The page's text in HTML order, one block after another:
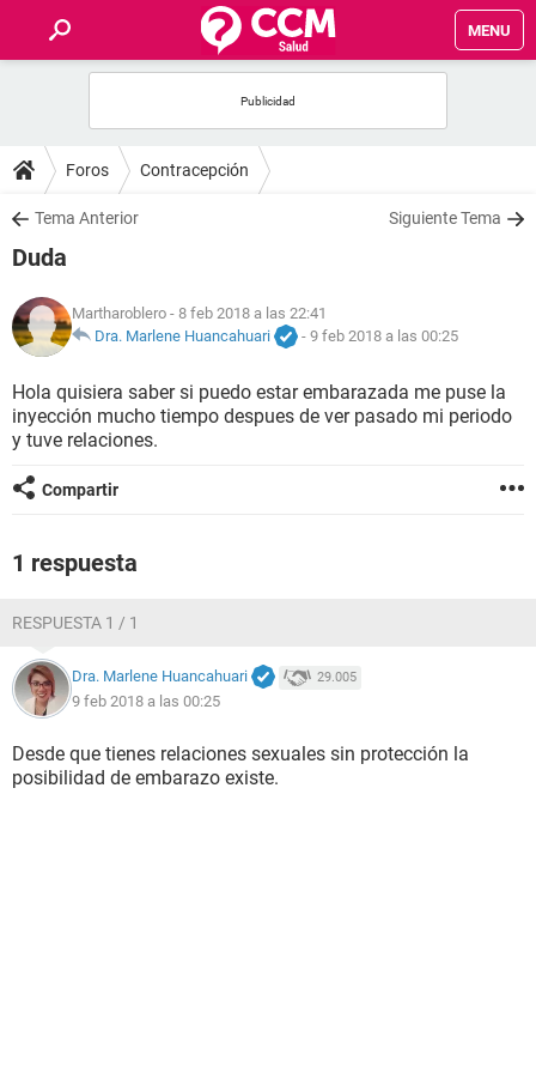
MENU
FOROS
SALUD
NUTRICIÓN
BIENESTAR
Foros Contracepción
Tema Anterior Siguiente Tema
Duda
Martharoblero - 8 feb 2018 a las 22:41
Dra. Marlene Huancahuari
- 9 feb 2018 a las 00:25
Hola quisiera saber si puedo estar embarazada me puse la
inyección mucho tiempo despues de ver pasado mi periodo
y tuve relaciones.
Compartir
1 respuesta
RESPUESTA 1 / 1
Dra. Marlene Huancahuari 29.005
9 feb 2018 a las 00:25
Desde que tienes relaciones sexuales sin protección la
posibilidad de embarazo existe.